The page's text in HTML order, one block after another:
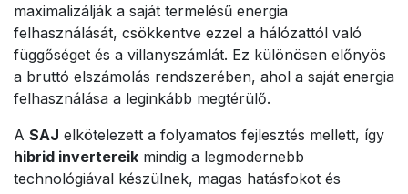
maximalizálják a saját termelésű energia
felhasználását, csökkentve ezzel a hálózattól való
függőséget és a villanyszámlát. Ez különösen előnyös
a bruttó elszámolás rendszerében, ahol a saját energia
felhasználása a leginkább megtérülő.
A SAJ elkötelezett a folyamatos fejlesztés mellett, így
hibrid invertereik mindig a legmodernebb
technológiával készülnek, magas hatásfokot és